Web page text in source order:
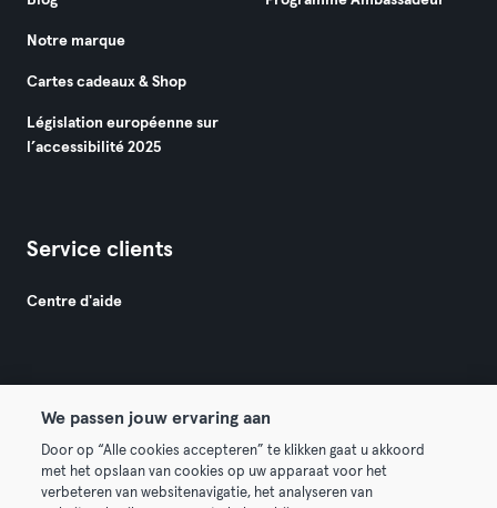
Notre marque
Cartes cadeaux & Shop
Législation européenne sur
l’accessibilité 2025
Service clients
Centre d'aide
© 2026 Urban Sports Group GmbH. All rights reserved.
Conditions générales Politique de confidentialité
We passen jouw ervaring aan
Door op “Alle cookies accepteren” te klikken gaat u akkoord
met het opslaan van cookies op uw apparaat voor het
verbeteren van websitenavigatie, het analyseren van